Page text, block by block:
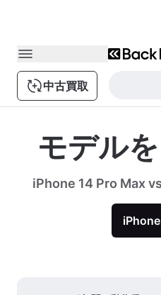
中古買取
モデル
iPhone 14 Pro Max